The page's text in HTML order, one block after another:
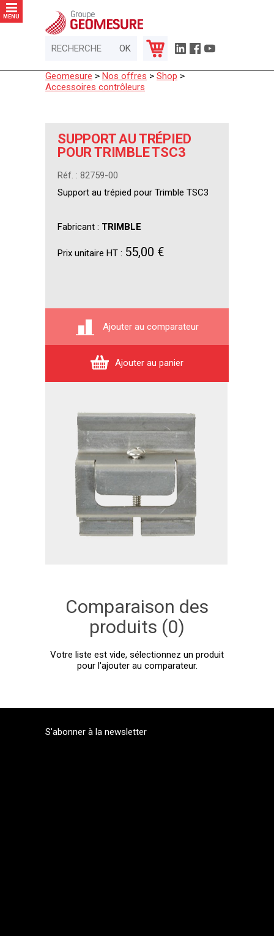
MENU
Geomesure > Nos offres > Shop >
Accessoires contrôleurs
SUPPORT AU TRÉPIED
POUR TRIMBLE TSC3
Réf. : 82759-00
Support au trépied pour Trimble TSC3
Fabricant : TRIMBLE
Prix unitaire HT : 55,00 €
Ajouter au comparateur
Ajouter au panier
Comparaison des
produits (0)
Votre liste est vide, sélectionnez un produit
pour l'ajouter au comparateur.
S'abonner à la newsletter
Panneau de gestion des cookies